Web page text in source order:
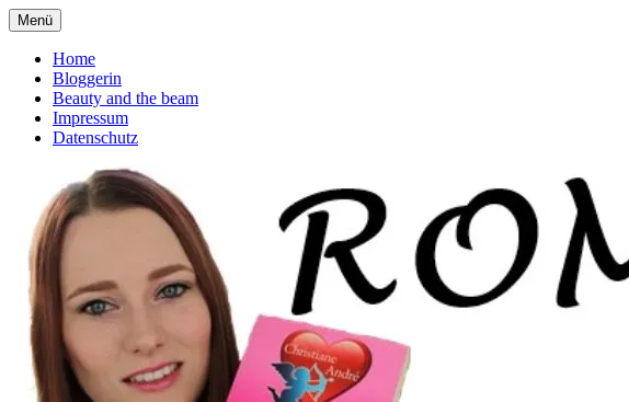
Zum
Inhalt
springen
Romanliebe
deutscher Buchblog über Romane
Menü
Home
Bloggerin
Beauty and the beam
Impressum
Datenschutz